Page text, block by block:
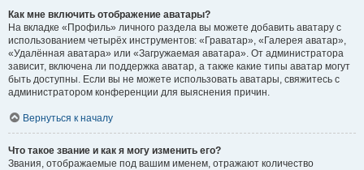
Как мне включить отображение аватары?
На вкладке «Профиль» личного раздела вы можете добавить аватару с
использованием четырёх инструментов: «Граватар», «Галерея аватар»,
«Удалённая аватара» или «Загружаемая аватара». От администратора
зависит, включена ли поддержка аватар, а также какие типы аватар могут
быть доступны. Если вы не можете использовать аватары, свяжитесь с
администратором конференции для выяснения причин.
Вернуться к началу
Что такое звание и как я могу изменить его?
Звания, отображаемые под вашим именем, отражают количество